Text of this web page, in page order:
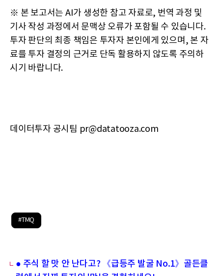
※ 본 보고서는 AI가 생성한 참고 자료로, 번역 과정 및
기사 작성 과정에서 문맥상 오류가 포함될 수 있습니다.
투자 판단의 최종 책임은 투자자 본인에게 있으며, 본 자
료를 투자 결정의 근거로 단독 활용하지 않도록 주의하
시기 바랍니다.
데이터투자 공시팀 pr@datatooza.com
#TMQ
● 주식 할 맛 안 난다고? 《급등주 발굴 No.1》골든클